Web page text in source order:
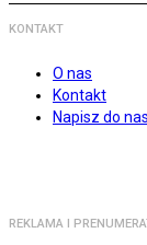
KONTAKT
O nas
Kontakt
Napisz do nas
REKLAMA I